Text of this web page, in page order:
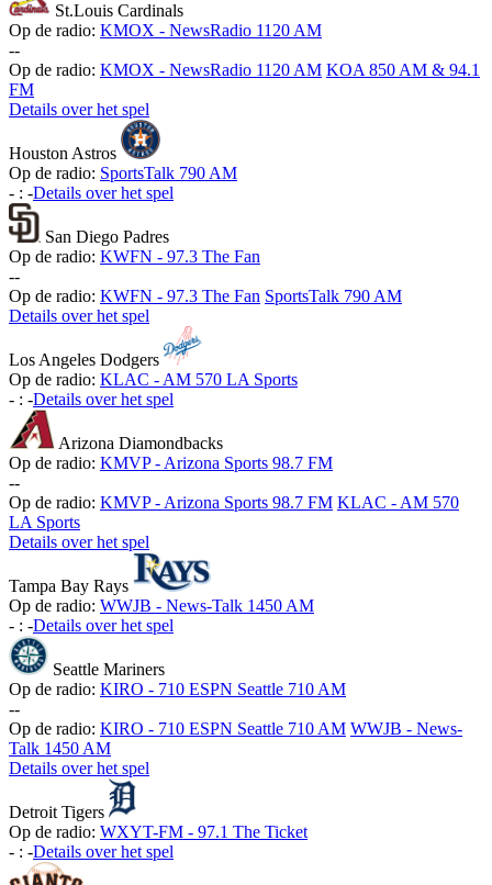
St.Louis Cardinals
Op de radio: KMOX - NewsRadio 1120 AM
--
Op de radio: KMOX - NewsRadio 1120 AM KOA 850 AM & 94.1
FM
Details over het spel
Houston Astros
Op de radio: SportsTalk 790 AM
- : -Details over het spel
San Diego Padres
Op de radio: KWFN - 97.3 The Fan
--
Op de radio: KWFN - 97.3 The Fan SportsTalk 790 AM
Details over het spel
Los Angeles Dodgers
Op de radio: KLAC - AM 570 LA Sports
- : -Details over het spel
Arizona Diamondbacks
Op de radio: KMVP - Arizona Sports 98.7 FM
--
Op de radio: KMVP - Arizona Sports 98.7 FM KLAC - AM 570
LA Sports
Details over het spel
Tampa Bay Rays
Op de radio: WWJB - News-Talk 1450 AM
- : -Details over het spel
Seattle Mariners
Op de radio: KIRO - 710 ESPN Seattle 710 AM
--
Op de radio: KIRO - 710 ESPN Seattle 710 AM WWJB - News-
Talk 1450 AM
Details over het spel
Detroit Tigers
Op de radio: WXYT-FM - 97.1 The Ticket
- : -Details over het spel